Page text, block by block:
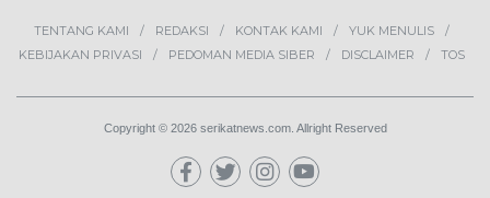
TENTANG KAMI REDAKSI KONTAK KAMI
YUK MENULIS
KEBIJAKAN PRIVASI
PEDOMAN MEDIA SIBER DISCLAIMER TOS
Copyright © 2026 serikatnews.com. Allright Reserved